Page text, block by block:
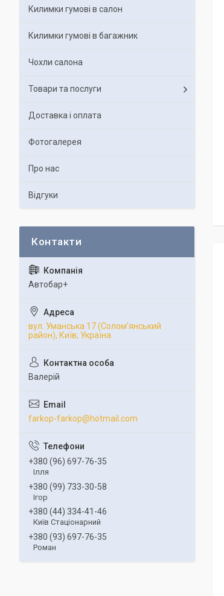
Килимки гумові в салон
Килимки гумові в багажник
Чохли салона
Товари та послуги
Доставка і оплата
Фотогалерея
Про нас
Відгуки
Автобар+
вул. Уманська 17 (Солом'янський
район), Київ, Україна
Валерій
farkop-farkop@hotmail.com
+380 (96) 697-76-35
Ілля
+380 (99) 733-30-58
Ігор
+380 (44) 334-41-46
Київ Стаціонарний
+380 (93) 697-76-35
Роман